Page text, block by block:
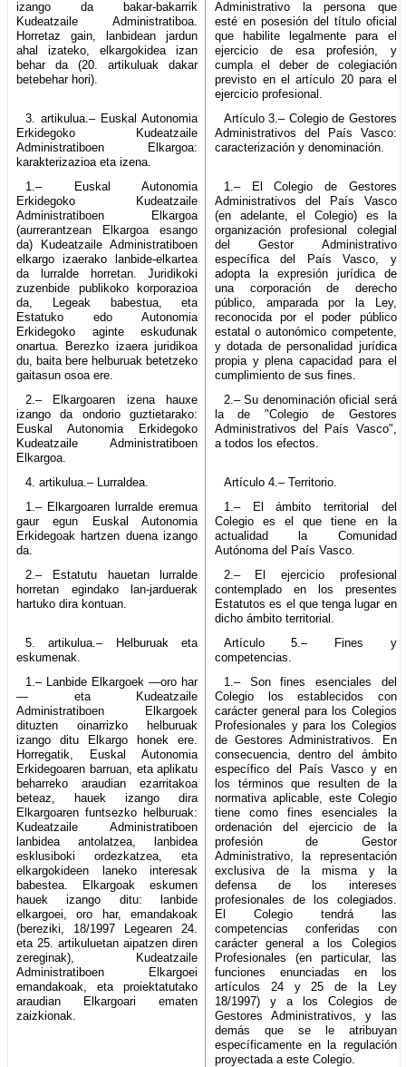
izango da bakar-bakarrik
Kudeatzaile Administratiboa.
Horretaz gain, lanbidean jardun
ahal izateko, elkargokidea izan
behar da (20. artikuluak dakar
betebehar hori).
Administrativo la persona que
esté en posesión del título oficial
que habilite legalmente para el
ejercicio de esa profesión, y
cumpla el deber de colegiación
previsto en el artículo 20 para el
ejercicio profesional.
3. artikulua.– Euskal Autonomia
Erkidegoko Kudeatzaile
Administratiboen Elkargoa:
karakterizazioa eta izena.
Artículo 3.– Colegio de Gestores
Administrativos del País Vasco:
caracterización y denominación.
1.– Euskal Autonomia
Erkidegoko Kudeatzaile
Administratiboen Elkargoa
(aurrerantzean Elkargoa esango
da) Kudeatzaile Administratiboen
elkargo izaerako lanbide-elkartea
da lurralde horretan. Juridikoki
zuzenbide publikoko korporazioa
da, Legeak babestua, eta
Estatuko edo Autonomia
Erkidegoko aginte eskudunak
onartua. Berezko izaera juridikoa
du, baita bere helburuak betetzeko
gaitasun osoa ere.
1.– El Colegio de Gestores
Administrativos del País Vasco
(en adelante, el Colegio) es la
organización profesional colegial
del Gestor Administrativo
específica del País Vasco, y
adopta la expresión jurídica de
una corporación de derecho
público, amparada por la Ley,
reconocida por el poder público
estatal o autonómico competente,
y dotada de personalidad jurídica
propia y plena capacidad para el
cumplimiento de sus fines.
2.– Elkargoaren izena hauxe
izango da ondorio guztietarako:
Euskal Autonomia Erkidegoko
Kudeatzaile Administratiboen
Elkargoa.
2.– Su denominación oficial será
la de "Colegio de Gestores
Administrativos del País Vasco",
a todos los efectos.
4. artikulua.– Lurraldea.
Artículo 4.– Territorio.
1.– Elkargoaren lurralde eremua
gaur egun Euskal Autonomia
Erkidegoak hartzen duena izango
da.
1.– El ámbito territorial del
Colegio es el que tiene en la
actualidad la Comunidad
Autónoma del País Vasco.
2.– Estatutu hauetan lurralde
horretan egindako lan-jarduerak
hartuko dira kontuan.
2.– El ejercicio profesional
contemplado en los presentes
Estatutos es el que tenga lugar en
dicho ámbito territorial.
5. artikulua.– Helburuak eta
eskumenak.
Artículo 5.– Fines y
competencias.
1.– Lanbide Elkargoek —oro har
— eta Kudeatzaile
Administratiboen Elkargoek
dituzten oinarrizko helburuak
izango ditu Elkargo honek ere.
Horregatik, Euskal Autonomia
Erkidegoaren barruan, eta aplikatu
beharreko araudian ezarritakoa
beteaz, hauek izango dira
Elkargoaren funtsezko helburuak:
Kudeatzaile Administratiboen
lanbidea antolatzea, lanbidea
esklusiboki ordezkatzea, eta
elkargokideen laneko interesak
babestea. Elkargoak eskumen
hauek izango ditu: lanbide
elkargoei, oro har, emandakoak
(bereziki, 18/1997 Legearen 24.
eta 25. artikuluetan aipatzen diren
zereginak), Kudeatzaile
Administratiboen Elkargoei
emandakoak, eta proiektatutako
araudian Elkargoari ematen
zaizkionak.
1.– Son fines esenciales del
Colegio los establecidos con
carácter general para los Colegios
Profesionales y para los Colegios
de Gestores Administrativos. En
consecuencia, dentro del ámbito
específico del País Vasco y en
los términos que resulten de la
normativa aplicable, este Colegio
tiene como fines esenciales la
ordenación del ejercicio de la
profesión de Gestor
Administrativo, la representación
exclusiva de la misma y la
defensa de los intereses
profesionales de los colegiados.
El Colegio tendrá las
competencias conferidas con
carácter general a los Colegios
Profesionales (en particular, las
funciones enunciadas en los
artículos 24 y 25 de la Ley
18/1997) y a los Colegios de
Gestores Administrativos, y las
demás que se le atribuyan
específicamente en la regulación
proyectada a este Colegio.